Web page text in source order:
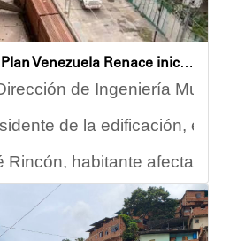
Alcaldía de Sucre y Plan Venezuela Renace iniciaron demolición de fachadas en Residencias Los Dos Caminos
de Ingeniería
de la edificación,
Rincón, habitante afectado
con una primera